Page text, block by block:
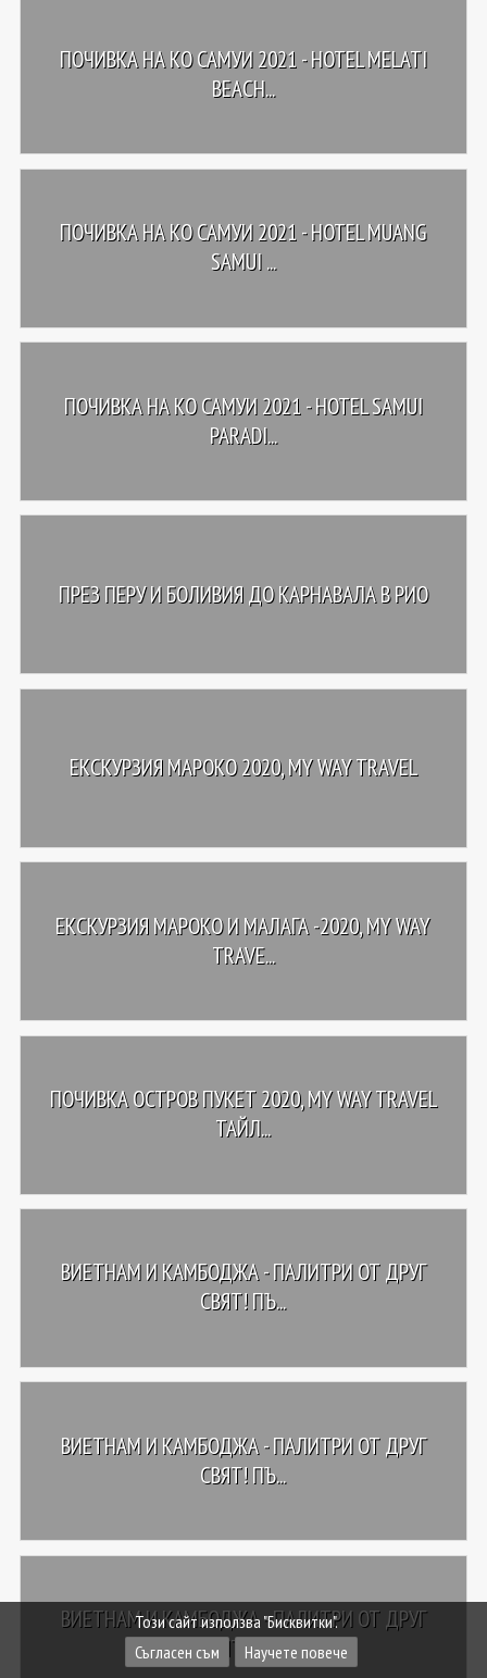
ПОЧИВКА НА КО САМУИ 2021 - HOTEL MELATI
BEACH...
ПОЧИВКА НА КО САМУИ 2021 - HOTEL MUANG
SAMUI ...
ПОЧИВКА НА КО САМУИ 2021 - HOTEL SAMUI
PARADI...
ПРЕЗ ПЕРУ И БОЛИВИЯ ДО КАРНАВАЛА В РИО
ЕКСКУРЗИЯ МАРОКО 2020, MY WAY TRAVEL
ЕКСКУРЗИЯ МАРОКО И МАЛАГА -2020, MY WAY
TRAVE...
ПОЧИВКА ОСТРОВ ПУКЕТ 2020, MY WAY TRAVEL
ТАЙЛ...
ВИЕТНАМ И КАМБОДЖА - ПАЛИТРИ ОТ ДРУГ
СВЯТ! ПЪ...
ВИЕТНАМ И КАМБОДЖА - ПАЛИТРИ ОТ ДРУГ
СВЯТ! ПЪ...
ВИЕТНАМ И КАМБОДЖА - ПАЛИТРИ ОТ ДРУГ
СВЯТ! ПЪ...
Този сайт използва "Бисквитки".
Съгласен съм
Научете повече